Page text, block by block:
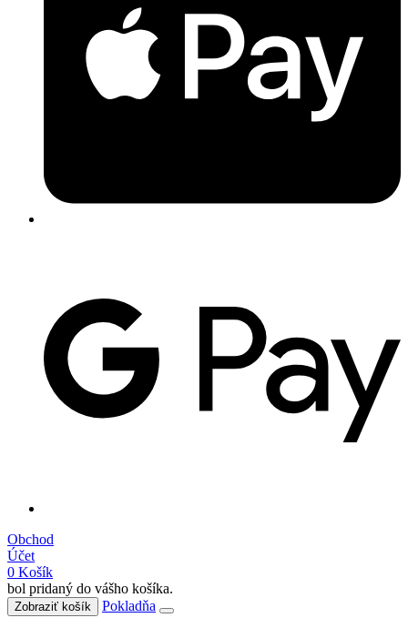
Obchod
Účet
0 Košík
bol pridaný do vášho košíka.
Zobraziť košík Pokladňa